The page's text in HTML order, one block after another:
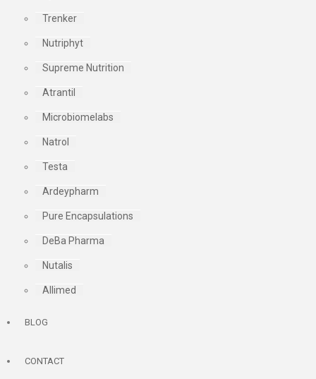
Trenker
Nutriphyt
Supreme Nutrition
Atrantil
Microbiomelabs
Natrol
Testa
Ardeypharm
Pure Encapsulations
DeBa Pharma
Nutalis
Allimed
BLOG
CONTACT